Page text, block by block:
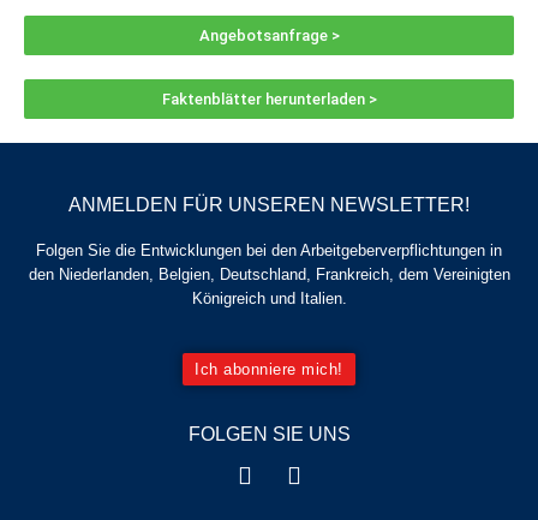
Angebotsanfrage >
Faktenblätter herunterladen >
FOLGEN SIE UNS
ANMELDEN FÜR UNSEREN NEWSLETTER!
Folgen Sie die Entwicklungen bei den Arbeitgeberverpflichtungen in
den Niederlanden, Belgien, Deutschland, Frankreich, dem Vereinigten
Königreich und Italien.
Ich abonniere mich!